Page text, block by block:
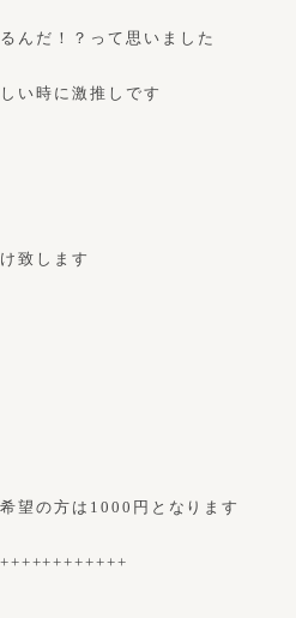
んだ！？って思いました
い時に激推しです
致します
望の方は1000円となります